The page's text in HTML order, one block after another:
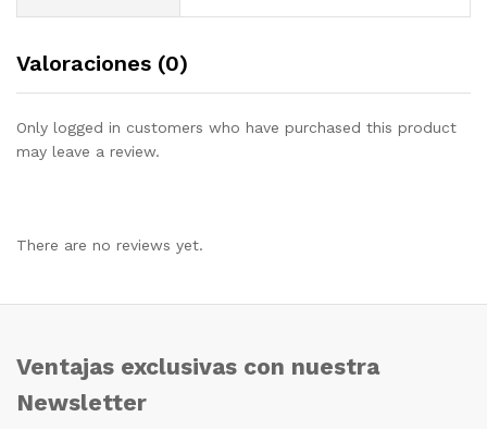
Valoraciones (0)
Only logged in customers who have purchased this product
may leave a review.
There are no reviews yet.
Ventajas exclusivas con nuestra
Newsletter